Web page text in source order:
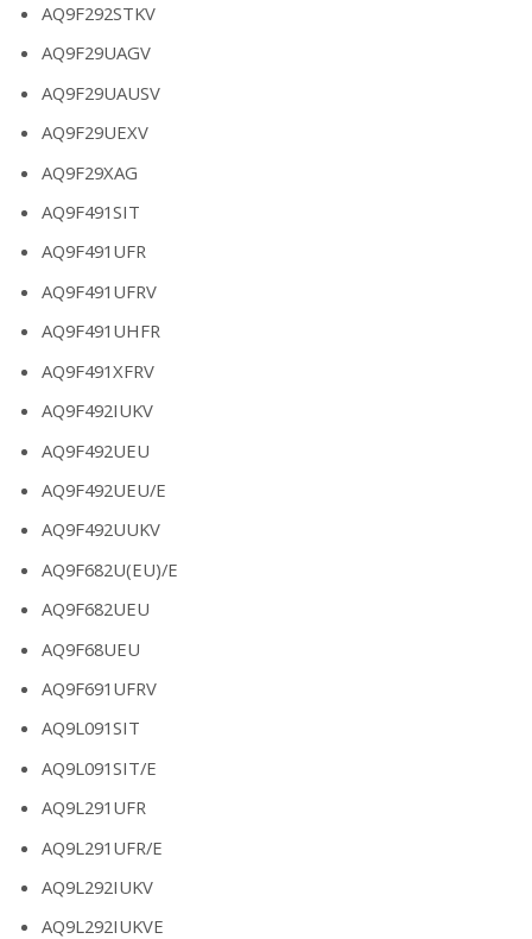
AQ9F292STKV
AQ9F29UAGV
AQ9F29UAUSV
AQ9F29UEXV
AQ9F29XAG
AQ9F491SIT
AQ9F491UFR
AQ9F491UFRV
AQ9F491UHFR
AQ9F491XFRV
AQ9F492IUKV
AQ9F492UEU
AQ9F492UEU/E
AQ9F492UUKV
AQ9F682U(EU)/E
AQ9F682UEU
AQ9F68UEU
AQ9F691UFRV
AQ9L091SIT
AQ9L091SIT/E
AQ9L291UFR
AQ9L291UFR/E
AQ9L292IUKV
AQ9L292IUKVE